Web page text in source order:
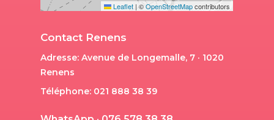
Leaflet | ©OpenStreetMapcontributors
Contact Renens
Adresse: Avenue de Longemalle, 7 · 1020
Renens
Téléphone: 021 888 38 39